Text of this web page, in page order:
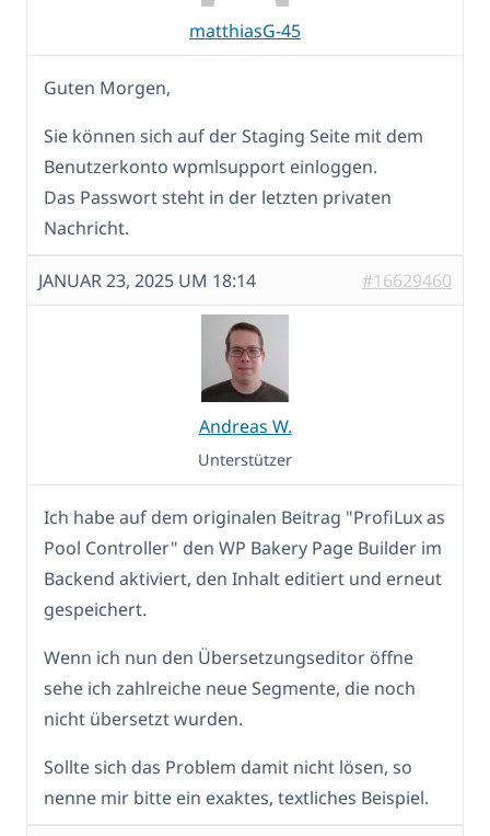
matthiasG-45
Guten Morgen,
Sie können sich auf der Staging Seite mit dem
Benutzerkonto wpmlsupport einloggen.
Das Passwort steht in der letzten privaten
Nachricht.
JANUAR 23, 2025 UM 18:14 #16629460
Andreas W.
Unterstützer
Ich habe auf dem originalen Beitrag "ProfiLux as
Pool Controller" den WP Bakery Page Builder im
Backend aktiviert, den Inhalt editiert und erneut
gespeichert.
Wenn ich nun den Übersetzungseditor öffne
sehe ich zahlreiche neue Segmente, die noch
nicht übersetzt wurden.
Sollte sich das Problem damit nicht lösen, so
nenne mir bitte ein exaktes, textliches Beispiel.